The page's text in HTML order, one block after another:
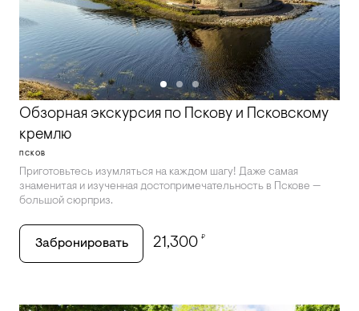
Обзорная экскурсия по Пскову и Псковскому
кремлю
ПСКОВ
Приготовьтесь изумляться на каждом шагу! Даже самая
знаменитая и изученная достопримечательность в Пскове —
большой сюрприз.
Забронировать 21,300 ₽